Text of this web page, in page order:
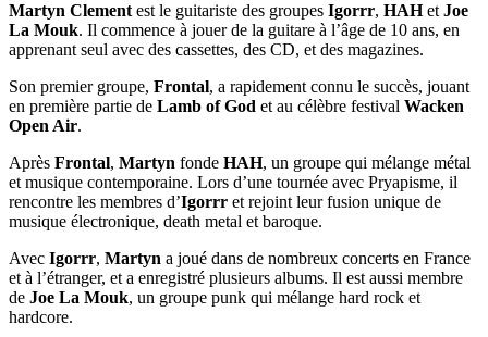
Martyn Clement est le guitariste des groupes Igorrr, HAHet Joe
La Mouk. Il commence à jouer de la guitare à l’âge de 10 ans, en
apprenant seul avec des cassettes, des CD, et des magazines.
Son premier groupe, Frontal, a rapidement connu le succès, jouant
en première partie de Lamb of God et au célèbre festival Wacken
Open Air.
Après Frontal, Martyn fonde HAH, un groupe qui mélange métal
et musique contemporaine. Lors d’une tournée avec Pryapisme, il
rencontre les membres d’Igorrr et rejoint leur fusion unique de
musique électronique, death metal et baroque.
Avec Igorrr, Martyn a joué dans de nombreux concerts en France
et à l’étranger, et a enregistré plusieurs albums. Il est aussi membre
de Joe La Mouk, un groupe punk qui mélange hard rock et
hardcore.